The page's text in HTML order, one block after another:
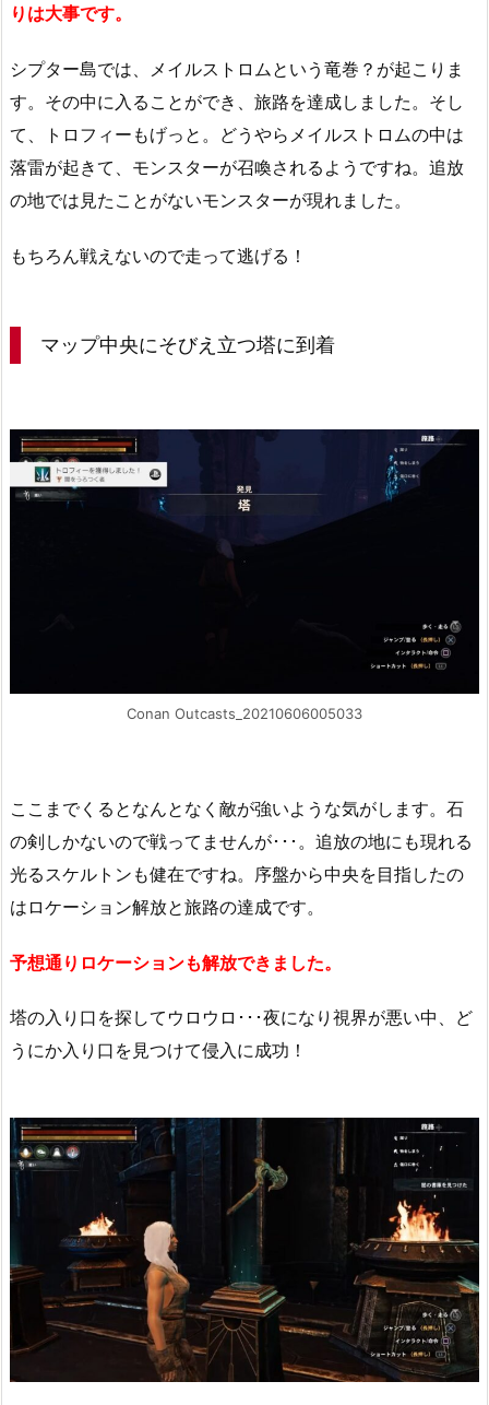
りは大事です。
シプター島では、メイルストロムという竜巻？が起こりま
す。その中に入ることができ、旅路を達成しました。そし
て、トロフィーもげっと。どうやらメイルストロムの中は
落雷が起きて、モンスターが召喚されるようですね。追放
の地では見たことがないモンスターが現れました。
もちろん戦えないので走って逃げる！
マップ中央にそびえ立つ塔に到着
Conan Outcasts_20210606005033
ここまでくるとなんとなく敵が強いような気がします。石
の剣しかないので戦ってませんが･･･。追放の地にも現れる
光るスケルトンも健在ですね。序盤から中央を目指したの
はロケーション解放と旅路の達成です。
予想通りロケーションも解放できました。
塔の入り口を探してウロウロ･･･夜になり視界が悪い中、ど
うにか入り口を見つけて侵入に成功！